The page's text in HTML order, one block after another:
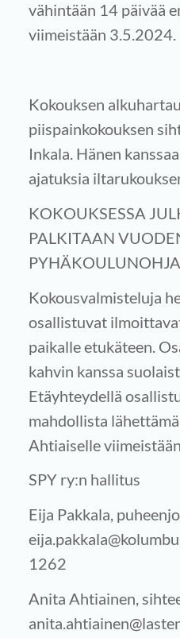
vähintään 14 päivää
viimeistään 3.5.2024.
Kokouksen
piispainkokouksen
Inkala. Hänen
ajatuksia
KOKOUKSESSA
PALKITAAN
Kokousvalmisteluja
osallistuvat
paikalle etukäteen.
kahvin kanssa
Etäyhteydellä
mahdollista
Ahtiaiselle
SPY ry:n hallitus
Eija Pakkala,
1262
Anita Ahtiainen,